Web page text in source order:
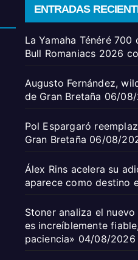
ENTRADAS
La Yamaha Ténéré
Bull Romaniacs 2026
Augusto Fernández,
de Gran Bretaña 06/
Pol Espargaró
Gran Bretaña 06/08/
Álex Rins acelera su
aparece como destino
Stoner analiza el
es increíblemente
paciencia» 04/08/2026